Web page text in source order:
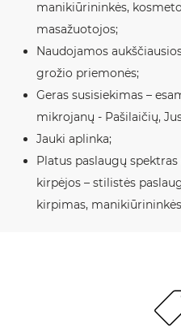
manikiūrininkės,
masažuotojos;
Naudojamos
grožio priemonės;
Geras susisiekimas –
mikrojanų - Pašilaičių,
Jauki aplinka;
Platus paslaugų
kirpėjos – stilistės
kirpimas,